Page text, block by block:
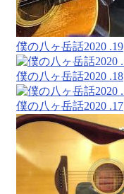
僕の八ヶ岳話2020 .19
僕の八ヶ岳話2020 .18
僕の八ヶ岳話2020 .17